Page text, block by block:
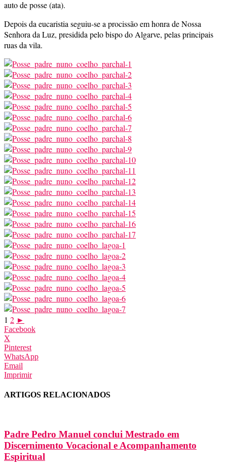
auto de posse (ata).
Depois da eucaristia seguiu-se a procissão em honra de Nossa
Senhora da Luz, presidida pelo bispo do Algarve, pelas principais
ruas da vila.
1 2 ►
Facebook
X
Pinterest
WhatsApp
Email
Imprimir
ARTIGOS RELACIONADOS
Padre Pedro Manuel conclui Mestrado em
Discernimento Vocacional e Acompanhamento
Espiritual